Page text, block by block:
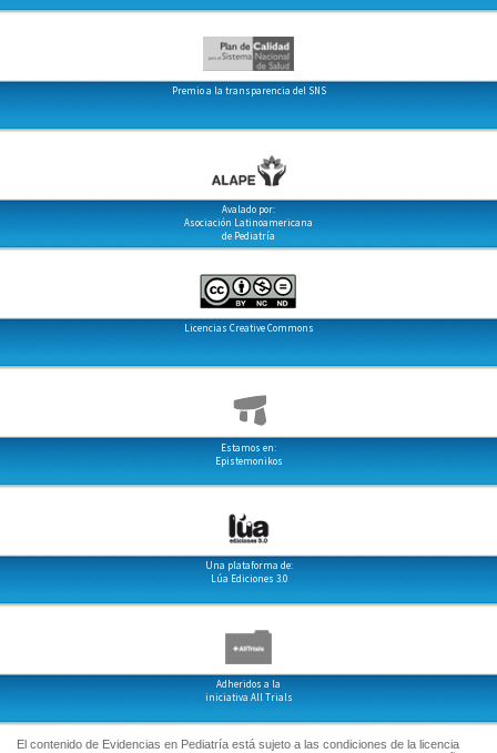
Premio a la transparencia del SNS
Avalado por:
Asociación Latinoamericana
de Pediatría
Licencias Creative Commons
Estamos en:
Epistemonikos
Una plataforma de:
Lúa Ediciones 3.0
Adheridos a la
iniciativa All Trials
El contenido de Evidencias en Pediatría está sujeto a las condiciones de la licencia